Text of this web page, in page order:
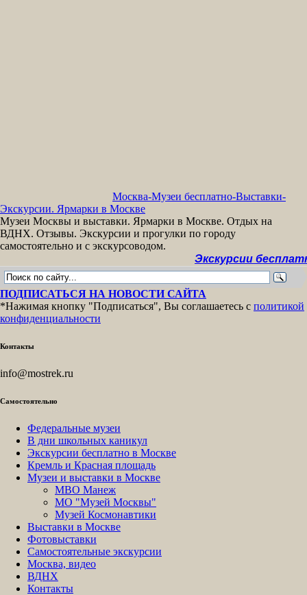
Москва-Музеи бесплатно-Выставки-
Экскурсии. Ярмарки в Москве
Музеи Москвы и выставки. Ярмарки в Москве. Отдых на
ВДНХ. Отзывы. Экскурсии и прогулки по городу
самостоятельно и с экскурсоводом.
Экскурсии бесплатно >>
ПОДПИСАТЬСЯ НА НОВОСТИ САЙТА
*Нажимая кнопку "Подписаться", Вы соглашаетесь с политикой
конфиденциальности
Контакты
info@mostrek.ru
Самостоятельно
Федеральные музеи
В дни школьных каникул
Экскурсии бесплатно в Москве
Кремль и Красная площадь
Музеи и выставки в Москве
МВО Манеж
МО "Музей Москвы"
Музей Космонавтики
Выставки в Москве
Фотовыставки
Самостоятельные экскурсии
Москва, видео
ВДНХ
Контакты